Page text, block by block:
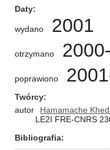
Daty
wydano 2001
otrzymano
poprawiono
Twórcy
autor
Hamamache
LE2I FRE-CNRS
Bibliografia